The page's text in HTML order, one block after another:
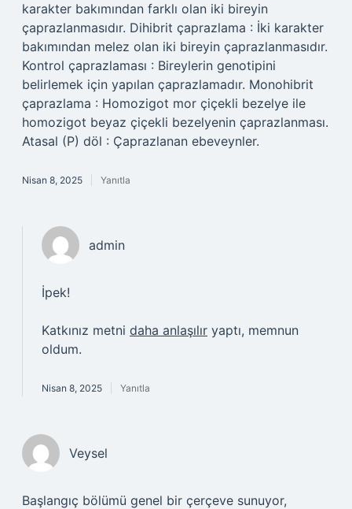
karakter bakımından farklı olan iki bireyin
çaprazlanmasıdır. Dihibrit çaprazlama : İki karakter
bakımından melez olan iki bireyin çaprazlanmasıdır.
Kontrol çaprazlaması : Bireylerin genotipini
belirlemek için yapılan çaprazlamadır. Monohibrit
çaprazlama : Homozigot mor çiçekli bezelye ile
homozigot beyaz çiçekli bezelyenin çaprazlanması.
Atasal (P) döl : Çaprazlanan ebeveynler.
Nisan 8, 2025 Yanıtla
admin
İpek!
Katkınız metni daha anlaşılır yaptı, memnun
oldum.
Nisan 8, 2025 Yanıtla
Veysel
Başlangıç bölümü genel bir çerçeve sunuyor,